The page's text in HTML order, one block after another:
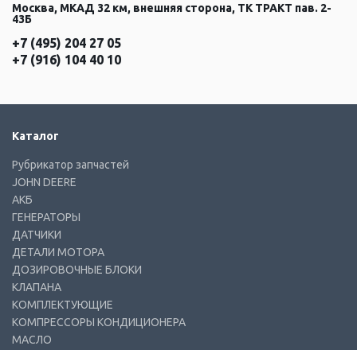
Москва, МКАД 32 км, внешняя сторона, ТК ТРАКТ пав. 2-
43Б
+7 (495) 204 27 05
+7 (916) 104 40 10
Каталог
Рубрикатор запчастей
JOHN DEERE
АКБ
ГЕНЕРАТОРЫ
ДАТЧИКИ
ДЕТАЛИ МОТОРА
ДОЗИРОВОЧНЫЕ БЛОКИ
КЛАПАНА
КОМПЛЕКТУЮЩИЕ
КОМПРЕССОРЫ КОНДИЦИОНЕРА
МАСЛО